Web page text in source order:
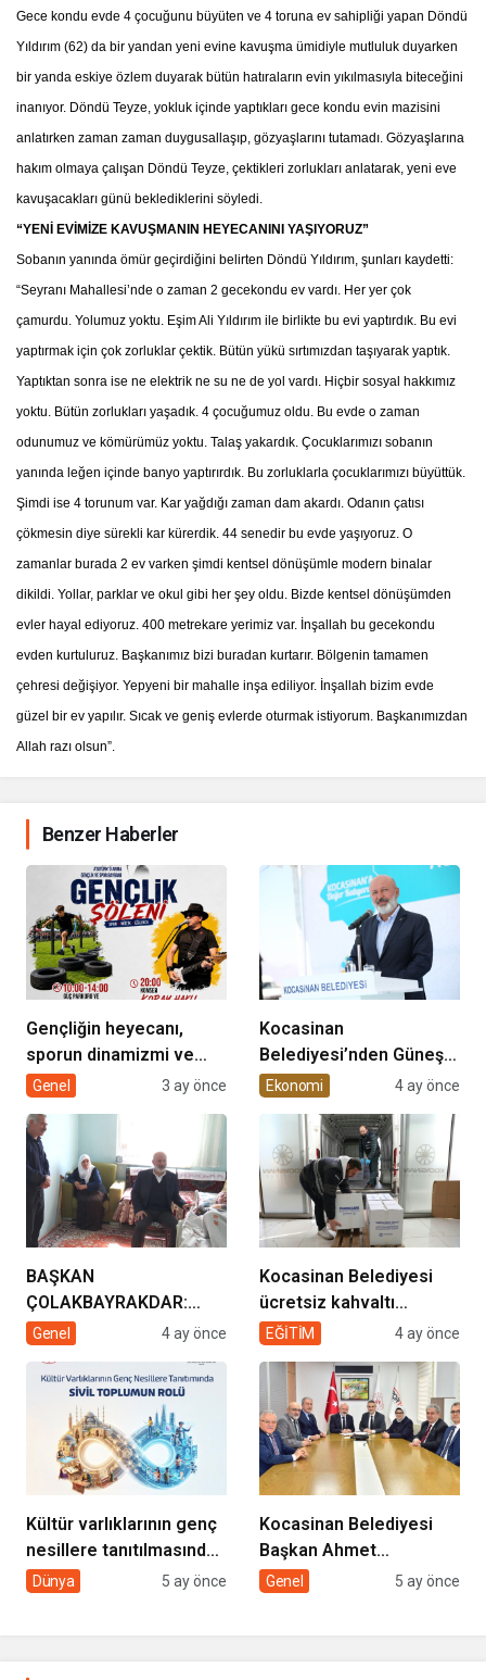
Gece kondu evde 4 çocuğunu büyüten ve 4 toruna ev sahipliği yapan Döndü
Yıldırım (62) da bir yandan yeni evine kavuşma ümidiyle mutluluk duyarken
bir yanda eskiye özlem duyarak bütün hatıraların evin yıkılmasıyla biteceğini
inanıyor. Döndü Teyze, yokluk içinde yaptıkları gece kondu evin mazisini
anlatırken zaman zaman duygusallaşıp, gözyaşlarını tutamadı. Gözyaşlarına
hakım olmaya çalışan Döndü Teyze, çektikleri zorlukları anlatarak, yeni eve
kavuşacakları günü beklediklerini söyledi.
“YENİ EVİMİZE KAVUŞMANIN HEYECANINI YAŞIYORUZ”
Sobanın yanında ömür geçirdiğini belirten Döndü Yıldırım, şunları kaydetti:
“Seyranı Mahallesi’nde o zaman 2 gecekondu ev vardı. Her yer çok
çamurdu. Yolumuz yoktu. Eşim Ali Yıldırım ile birlikte bu evi yaptırdık. Bu evi
yaptırmak için çok zorluklar çektik. Bütün yükü sırtımızdan taşıyarak yaptık.
Yaptıktan sonra ise ne elektrik ne su ne de yol vardı. Hiçbir sosyal hakkımız
yoktu. Bütün zorlukları yaşadık. 4 çocuğumuz oldu. Bu evde o zaman
odunumuz ve kömürümüz yoktu. Talaş yakardık. Çocuklarımızı sobanın
yanında leğen içinde banyo yaptırırdık. Bu zorluklarla çocuklarımızı büyüttük.
Şimdi ise 4 torunum var. Kar yağdığı zaman dam akardı. Odanın çatısı
çökmesin diye sürekli kar kürerdik. 44 senedir bu evde yaşıyoruz. O
zamanlar burada 2 ev varken şimdi kentsel dönüşümle modern binalar
dikildi. Yollar, parklar ve okul gibi her şey oldu. Bizde kentsel dönüşümden
evler hayal ediyoruz. 400 metrekare yerimiz var. İnşallah bu gecekondu
evden kurtuluruz. Başkanımız bizi buradan kurtarır. Bölgenin tamamen
çehresi değişiyor. Yepyeni bir mahalle inşa ediliyor. İnşallah bizim evde
güzel bir ev yapılır. Sıcak ve geniş evlerde oturmak istiyorum. Başkanımızdan
Allah razı olsun”.
Benzer Haberler
Gençliğin heyecanı,
sporun dinamizmi ve
müziğin coşkusu
geliyor!
Genel 3 ay önce
Kocasinan
Belediyesi’nden Güneş
Enerjisi Hamlesi
Ekonomi 4 ay önce
BAŞKAN
ÇOLAKBAYRAKDAR:
“EVDE SAĞLIK
GÖNÜLLERE
DOKUNUYORUZ”
Genel 4 ay önce
Kocasinan Belediyesi
ücretsiz kahvaltı
desteği projesi
EĞİTİM 4 ay önce
Kültür varlıklarının genç
nesillere tanıtılmasında
sivil toplumun rolü
Dünya 5 ay önce
Kocasinan Belediyesi
Başkan Ahmet
Çolakbayrakdar ile
Genel 5 ay önce